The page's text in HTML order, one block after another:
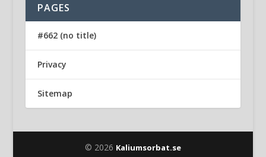
PAGES
#662 (no title)
Privacy
Sitemap
© 2026 Kaliumsorbat.se